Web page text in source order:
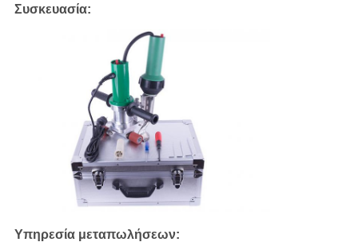
Συσκευασία:
Υπηρεσία μεταπωλήσεων: